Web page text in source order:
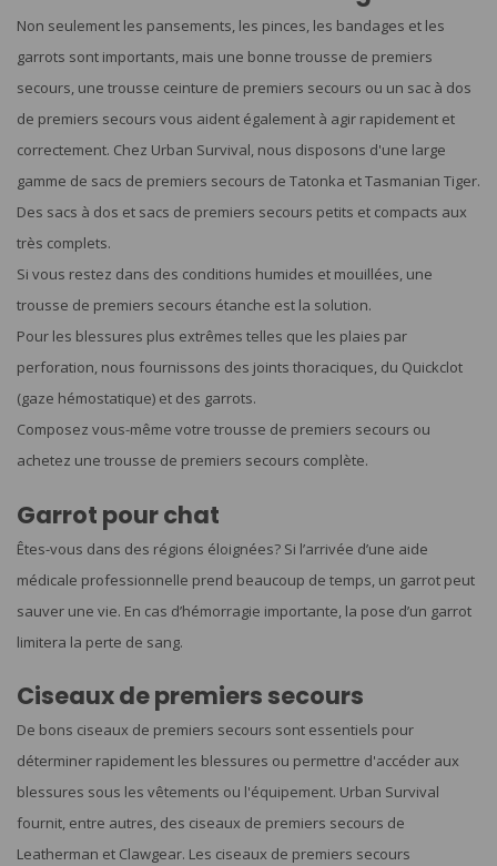
Non seulement les pansements, les pinces, les bandages et les
garrots sont importants, mais une bonne trousse de premiers
secours, une trousse ceinture de premiers secours ou un sac à dos
de premiers secours vous aident également à agir rapidement et
correctement. Chez Urban Survival, nous disposons d'une large
gamme de sacs de premiers secours de Tatonka et Tasmanian Tiger.
Des sacs à dos et sacs de premiers secours petits et compacts aux
très complets.
Si vous restez dans des conditions humides et mouillées, une
trousse de premiers secours étanche est la solution.
Pour les blessures plus extrêmes telles que les plaies par
perforation, nous fournissons des joints thoraciques, du Quickclot
(gaze hémostatique) et des garrots.
Composez vous-même votre trousse de premiers secours ou
achetez une trousse de premiers secours complète.
Garrot pour chat
Êtes-vous dans des régions éloignées? Si l’arrivée d’une aide
médicale professionnelle prend beaucoup de temps, un garrot peut
sauver une vie. En cas d’hémorragie importante, la pose d’un garrot
limitera la perte de sang.
Ciseaux de premiers secours
De bons ciseaux de premiers secours sont essentiels pour
déterminer rapidement les blessures ou permettre d'accéder aux
blessures sous les vêtements ou l'équipement. Urban Survival
fournit, entre autres, des ciseaux de premiers secours de
Leatherman et Clawgear. Les ciseaux de premiers secours